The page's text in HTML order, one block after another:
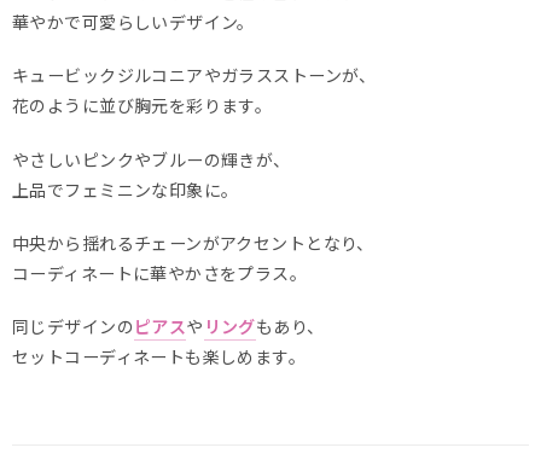
華やかで可愛らしいデザイン。
キュービックジルコニアやガラスストーンが、
花のように並び胸元を彩ります。
やさしいピンクやブルーの輝きが、
上品でフェミニンな印象に。
中央から揺れるチェーンがアクセントとなり、
コーディネートに華やかさをプラス。
同じデザインの ピアスや リングもあり、
セットコーディネートも楽しめます。